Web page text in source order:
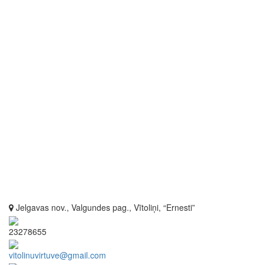
Jelgavas nov., Valgundes pag., Vītoliņi, “Ernesti”
23278655
vitolinuvirtuve@gmail.com